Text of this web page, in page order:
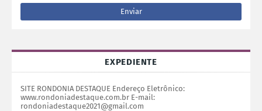
EXPEDIENTE
SITE RONDONIA DESTAQUE Endereço Eletrônico:
www.rondoniadestaque.com.br E-mail:
rondoniadestaque2021@gmail.com